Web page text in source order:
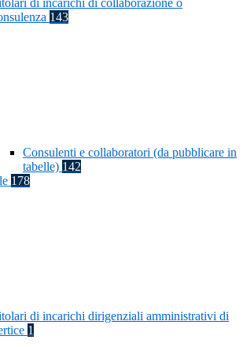
di incarichi di collaborazione o
143
Consulenti e collaboratori (da pubblicare in
tabelle) 142
178
di incarichi dirigenziali amministrativi di
1